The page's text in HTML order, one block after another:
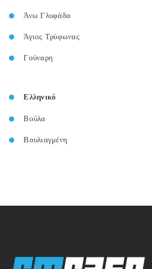
Άνω Γλυφάδα
Άγιος Τρύφωνας
Γούναρη
Ελληνικό
Βούλα
Βουλιαγμένη